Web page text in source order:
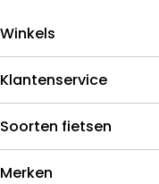
Winkels
Klantenservice
Soorten fietsen
Merken